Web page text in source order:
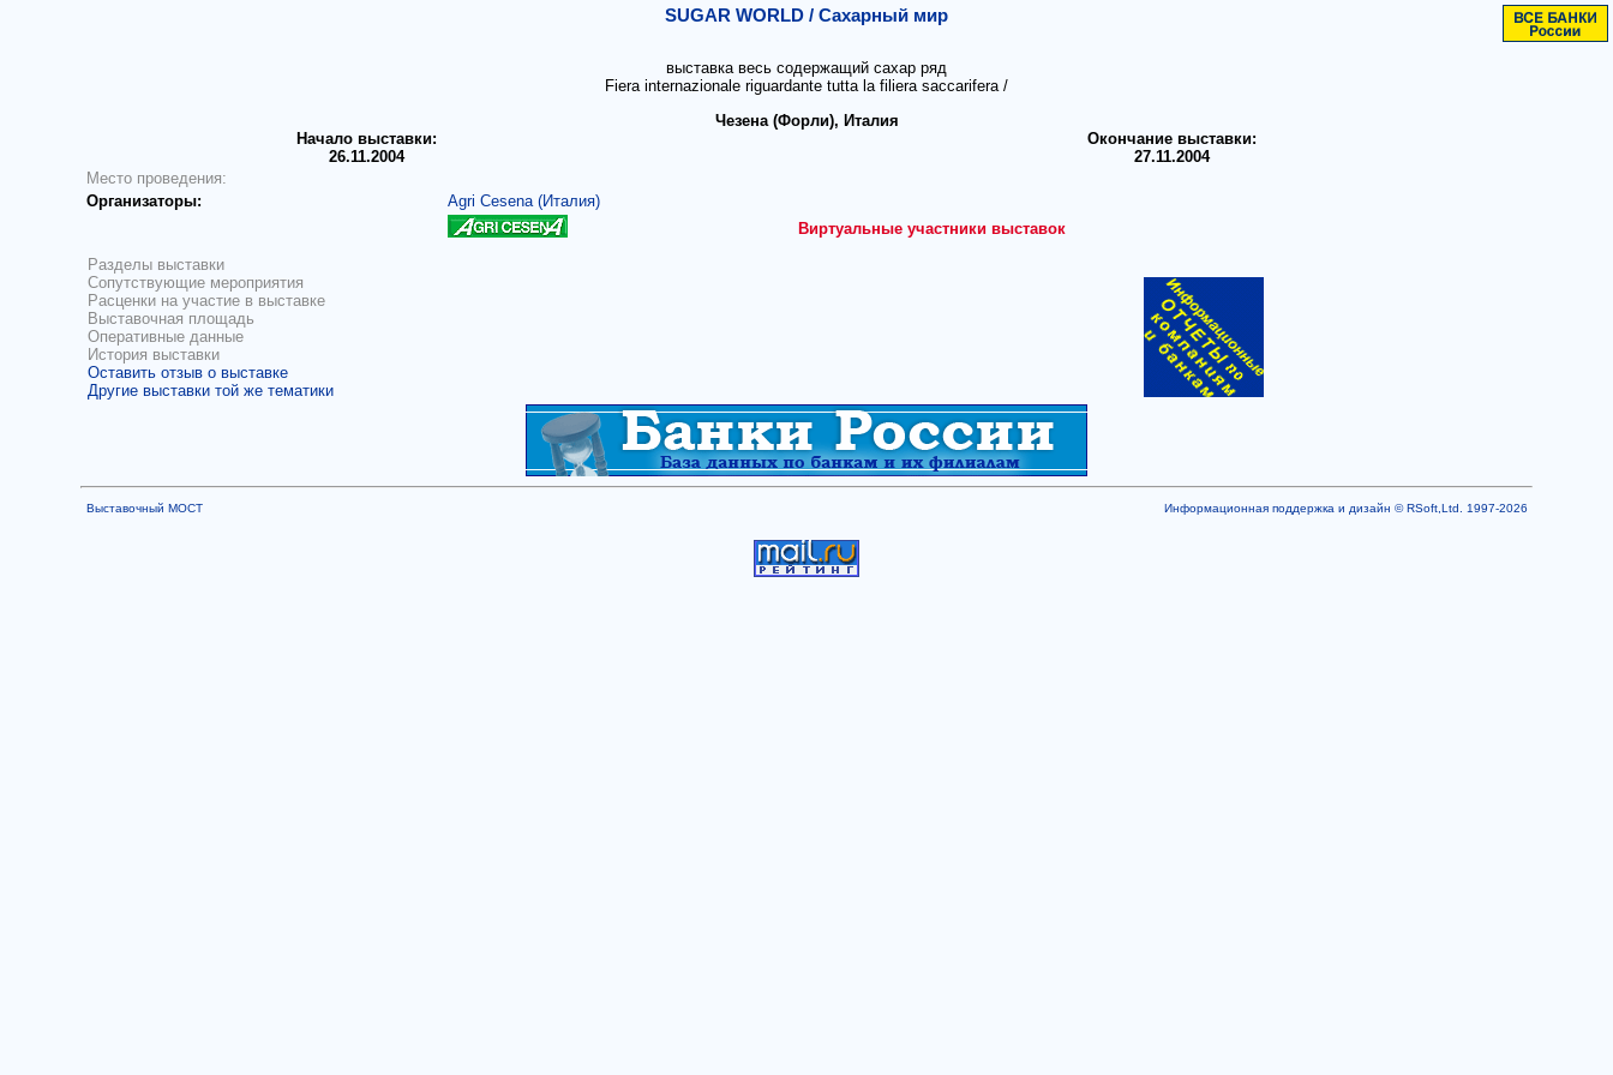
SUGAR WORLD / Сахарный мир
выставка весь содержащий сахар ряд
Fiera internazionale riguardante tutta la filiera saccarifera /
Чезена (Форли), Италия
Начало выставки:
26.11.2004
Окончание выставки:
27.11.2004
Место проведения:
Организаторы:
Agri Cesena (Италия)
Виртуальные участники выставок
Разделы выставки
Сопутствующие мероприятия
Расценки на участие в выставке
Выставочная площадь
Оперативные данные
История выставки
Оставить отзыв о выставке
Другие выставки той же тематики
Выставочный МОСТ Информационная поддержка и дизайн © RSoft,Ltd. 1997-2026